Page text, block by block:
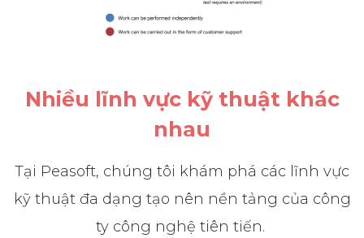
Nhiều lĩnh vực kỹ thuật khác
nhau
Tại Peasoft, chúng tôi khám phá các lĩnh vực
kỹ thuật đa dạng tạo nên nền tảng của công
ty công nghệ tiên tiến.